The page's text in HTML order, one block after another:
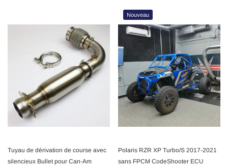
Tuyau de dérivation de course avec
silencieux Bullet pour Can-Am
Nouveau
Polaris RZR XP Turbo/S 2017-2021
sans FPCM CodeShooter ECU